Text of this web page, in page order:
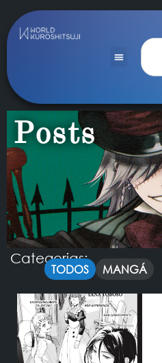
Posts
Categorias:
MANGÁ
TODOS